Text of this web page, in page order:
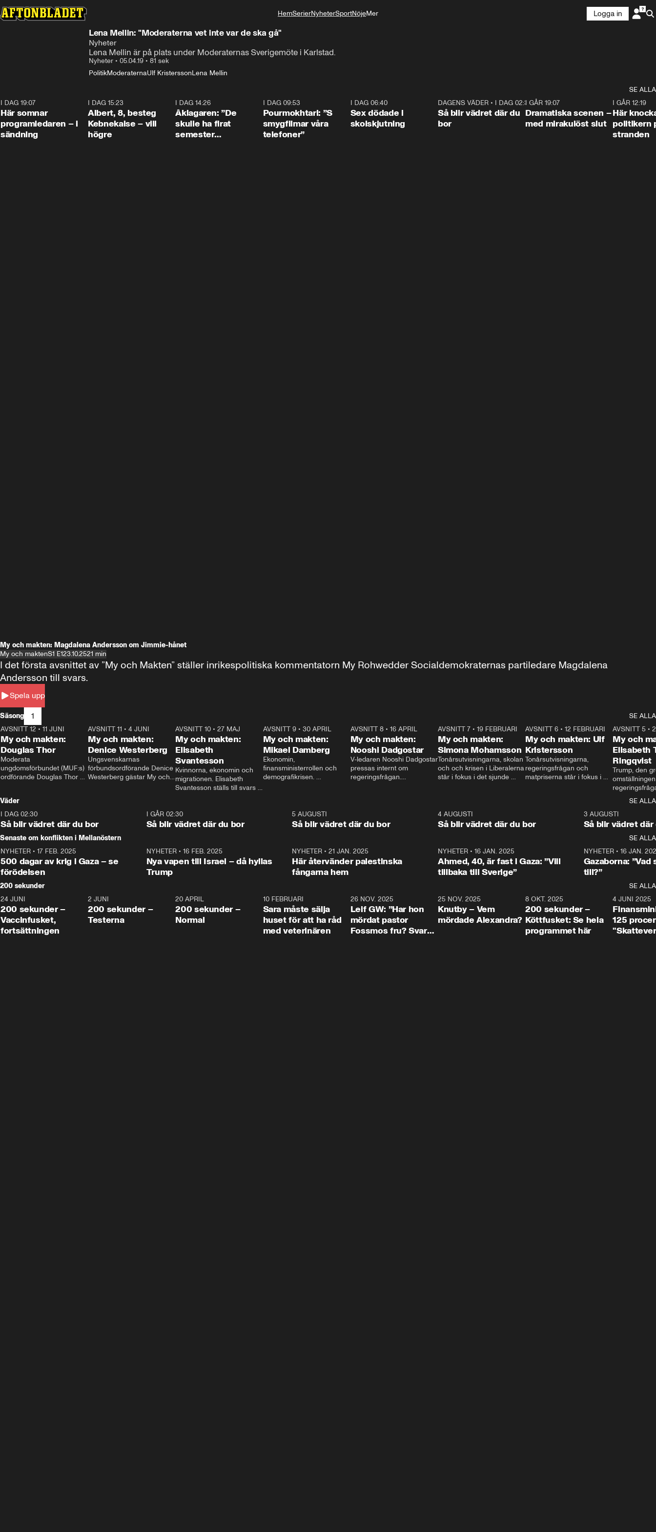
HemSerierNyheterSportNöjeMer
Logga in
Lena Mellin: "Moderaterna vet inte var de ska gå"
Nyheter
Lena Mellin är på plats under Moderaternas Sverigemöte i Karlstad.
Nyheter • 05.04.19 • 81 sek
PolitikModeraternaUlf KristerssonLena Mellin
SE ALLA
I DAG 19:07
Här somnar
programledaren – i
sändning
I DAG 15:23
Albert, 8, besteg
Kebnekaise – vill
högre
I DAG 14:26
Åklagaren: ”De
skulle ha firat
semester
I DAG 09:53
Pourmokhtari: ”S
smygfilmar våra
telefoner”
I DAG 06:40
Sex dödade i
skolskjutning
1:06
DAGENS VÄDER• I DAG 02:30
Så blir vädret där du
bor
I GÅR 19:07
Dramatiska scenen –
med mirakulöst slut
I GÅR 12:19
Här
politikern
stranden
My och makten: Magdalena Andersson om Jimmie-hånet
My och maktenS1 E123.10.2521 min
Spela upp
I det första avsnittet av ”My och Makten” ställer inrikespolitiska kommentatorn My Rohwedder Socialdemokraternas partiledare Magdalena
Andersson till svars.
Säsong 1
SE ALLA
26:27
AVSNITT 12 • 11 JUNI
My och makten:
Douglas Thor
Moderata
ungdomsförbundet (MUF:s)
ordförande Douglas Thor
tonårsutvisningarna och hur
Moderaterna ska locka
väljare till valet i höst.
23:40
AVSNITT 11 •4 JUNI
My och makten:
Denice Westerberg
Ungsvenskarnas
förbundsordförande Denice
Westerberg gästar My och
AVSNITT 10 •27 MAJ
My och makten:
Elisabeth
Svantesson
Kvinnorna, ekonomin och
migrationen. Elisabeth
Svantesson ställs till svars
AVSNITT 9• 30 APRIL
My och makten:
Mikael Damberg
Ekonomin,
finansministerrollen och
demografikrisen.
och Makten.
AVSNITT 8• 16 APRIL
My och makten:
Nooshi Dadgostar
V-ledaren Nooshi Dadgostar
pressas internt om
regeringsfrågan.
– Vi ställer upp i val. Ska vi
vara med så sitter vi förstås
24:30
AVSNITT 7• 19 FEBRUARI
My och makten:
Simona Mohamsson
Tonårsutvisningarna, skolan
och och krisen i Liberalerna
står i fokus i det sjunde
kommentator My
Rohwedder ställer
utbildnings- och
Mohamsson till svars.
27:30
AVSNITT 6 •12 FEBRUARI
My och makten: Ulf
Kristersson
Tonårsutvisningarna,
regeringsfrågan och
matpriserna står i fokus i
Rohwedder ställer
statsminister Ulf Kristersson
AVSNITT 5 •
My och
Elisabeth
Ringqvist
Trump, den
centrum i
avsnittet av
Makten”. Se
Aftonbladets
Rohwedder
Thand Ring
Väder
SE ALLA
I DAG 02:30
Så blir vädret där du bor
1:06
I GÅR 02:30
Så blir vädret där du bor
5 AUGUSTI
Så blir vädret där du bor
4 AUGUSTI
Så blir vädret där du bor
3 AUGUSTI
Så blir vädret där
Senaste om konflikten i Mellanöstern
SE ALLA
NYHETER • 17 FEB. 2025
500 dagar av krig i Gaza – se
förödelsen
NYHETER• 16 FEB. 2025
Nya vapen till Israel – då hyllas
Trump
NYHETER •21 JAN. 2025
Här återvänder palestinska
fångarna hem
NYHETER• 16 JAN. 2025
Ahmed, 40, är fast i Gaza: ”Vill
tillbaka till Sverige”
NYHETER• 16 JAN.
Gazaborna:
till?”
200 sekunder
SE ALLA
5:00
24 JUNI
200 sekunder –
Vaccinfusket,
fortsättningen
4:23
2 JUNI
200 sekunder –
Testerna
20 APRIL
200 sekunder –
Normal
10 FEBRUARI
Sara måste sälja
huset för att ha råd
med veterinären
26 NOV. 2025
Leif GW: ”Har hon
mördat pastor
Fossmos fru? Svar
31:05
25 NOV. 2025
Knutby – Vem
mördade Alexandra?
4:29
8 OKT. 2025
200 sekunder –
Köttfusket: Se hela
programmet här
4 JUNI 2025
125